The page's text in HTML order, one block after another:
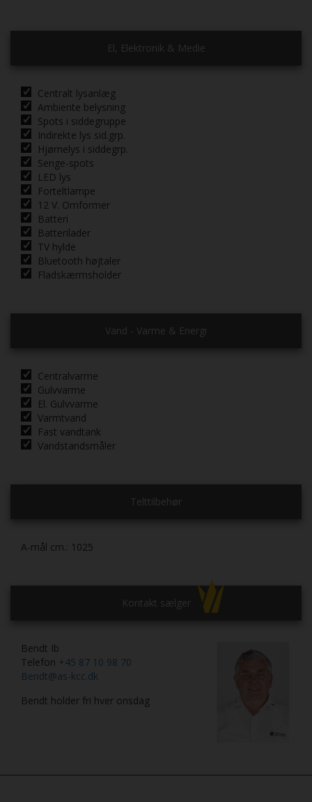
El, Elektronik & Medie
Centralt lysanlæg
Ambiente belysning
Spots i siddegruppe
Indirekte lys sid.grp.
Hjørnelys i siddegrp.
Senge-spots
LED lys
Forteltlampe
12 V. Omformer
Batteri
Batterilader
TV hylde
Bluetooth højtaler
Fladskærmsholder
Vand - Varme & Energi
Centralvarme
Gulvvarme
El. Gulvvarme
Varmtvand
Fast vandtank
Vandstandsmåler
Telttilbehør
A-mål cm.: 1025
Kontakt sælger
Bendt Ib
Telefon +45 87 10 98 70
Bendt@as-kcc.dk
Bendt holder fri hver onsdag